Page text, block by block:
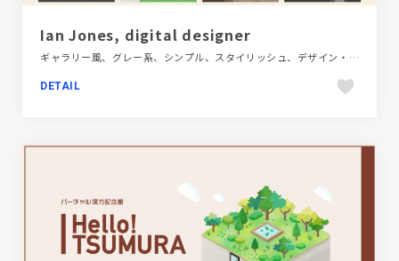
Ian Jones, digital designer
ギャラリー風、グレー系、シンプル、スタイリッシュ、デザイン・アート・音楽・文芸、ブラック系 、ホワイト系、ポートフォリオ、大きめ写真、海外サイト
DETAIL